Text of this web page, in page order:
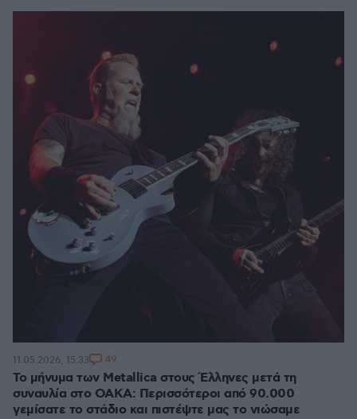
Το μήνυμα των Metallica στους Έλληνες μετά τη
συναυλία στο ΟΑΚΑ: Περισσότεροι από 90.000
γεμίσατε το στάδιο και πιστέψτε μας το νιώσαμε
11.05.2026, 15:33 49